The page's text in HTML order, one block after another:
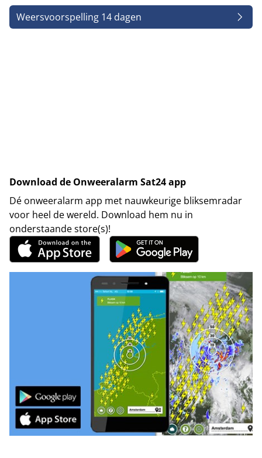
Weersvoorspelling 14 dagen
Download de Onweeralarm Sat24 app
Dé onweeralarm app met nauwkeurige bliksemradar
voor heel de wereld. Download hem nu in
onderstaande store(s)!